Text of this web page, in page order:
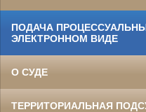
ПОДАЧА
ЭЛЕКТРОННОМ ВИДЕ
О СУДЕ
ТЕРРИТОРИАЛЬНАЯ